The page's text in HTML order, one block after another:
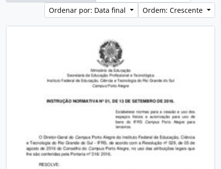
Ordenar por: Data final
Ordem: Crescente